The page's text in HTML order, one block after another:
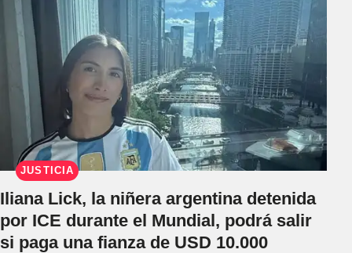
JUSTICIA
Iliana Lick, la niñera argentina detenida
por ICE durante el Mundial, podrá salir
si paga una fianza de USD 10.000